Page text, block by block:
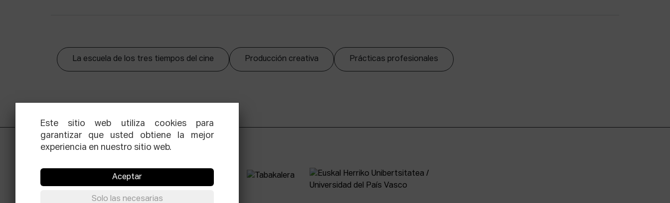
La escuela de los tres tiempos del cine Producción creativa Prácticas profesionales
Este sitio web utiliza cookies para
garantizar que usted obtiene la mejor
experiencia en nuestro sitio web.
Aceptar
Solo las necesarias